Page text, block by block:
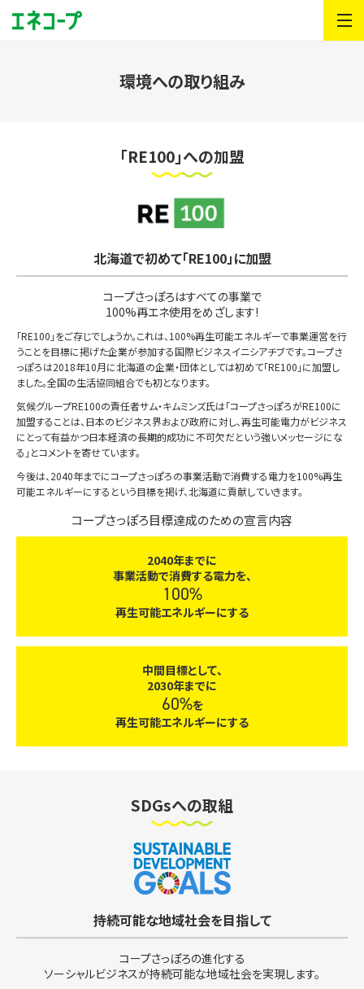
環境への取り組み
「RE100」への加盟
北海道で初めて「RE100」に加盟
コープさっぽろはすべての事業で
100%再エネ使用をめざします!
「RE100」をご存じでしょうか。これは、100%再生可能エネルギーで事業運営を行
うことを目標に掲げた企業が参加する国際ビジネスイニシアチブです。コープさ
っぽろは2018年10月に北海道の企業・団体としては初めて「RE100」に加盟し
ました。全国の生活協同組合でも初となります。
気候グループRE100の責任者サム・キムミンズ氏は「コープさっぽろがRE100に
加盟することは、日本のビジネス界および政府に対し、再生可能電力がビジネス
にとって有益かつ日本経済の長期的成功に不可欠だという強いメッセージにな
る」とコメントを寄せています。
今後は、2040年までにコープさっぽろの事業活動で消費する電力を100%再生
可能エネルギーにするという目標を掲げ、北海道に貢献していきます。
コープさっぽろ目標達成のための宣言内容
2040年までに
事業活動で消費する電力を、
100%
再生可能エネルギーにする
中間目標として、
2030年までに
60%を
再生可能エネルギーにする
SDGsへの取組
持続可能な地域社会を目指して
コープさっぽろの進化する
ソーシャルビジネスが持続可能な地域社会を実現します。